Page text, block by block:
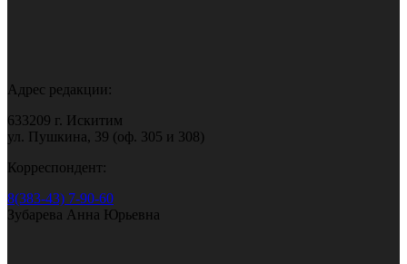
Адрес редакции:
633209 г. Искитим
ул. Пушкина, 39 (оф. 305 и 308)
Корреспондент:
8(383-43) 7-90-60
Зубарева Анна Юрьевна